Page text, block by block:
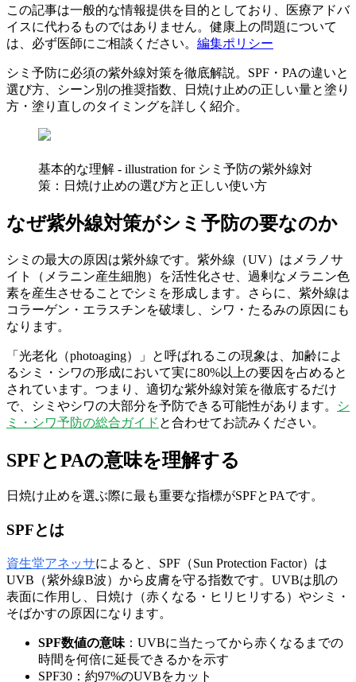
この記事は一般的な情報提供を目的としており、医療アドバ
イスに代わるものではありません。健康上の問題について
は、必ず医師にご相談ください。 編集ポリシー
シミ予防に必須の紫外線対策を徹底解説。SPF・PAの違いと
選び方、シーン別の推奨指数、日焼け止めの正しい量と塗り
方・塗り直しのタイミングを詳しく紹介。
基本的な理解 - illustration for シミ予防の紫外線対
策：日焼け止めの選び方と正しい使い方
なぜ紫外線対策がシミ予防の要なのか
シミの最大の原因は紫外線です。紫外線（UV）はメラノサ
イト（メラニン産生細胞）を活性化させ、過剰なメラニン色
素を産生させることでシミを形成します。さらに、紫外線は
コラーゲン・エラスチンを破壊し、シワ・たるみの原因にも
なります。
「光老化（photoaging）」と呼ばれるこの現象は、加齢によ
るシミ・シワの形成において実に80%以上の要因を占めると
されています。つまり、適切な紫外線対策を徹底するだけ
で、シミやシワの大部分を予防できる可能性があります。
シ
ミ・シワ予防の総合ガイド と合わせてお読みください。
SPFとPAの意味を理解する
日焼け止めを選ぶ際に最も重要な指標がSPFとPAです。
SPFとは
資生堂アネッサによると、SPF（Sun Protection Factor）は
UVB（紫外線B波）から皮膚を守る指数です。UVBは肌の
表面に作用し、日焼け（赤くなる・ヒリヒリする）やシミ・
そばかすの原因になります。
SPF数値の意味 ：UVBに当たってから赤くなるまでの
時間を何倍に延長できるかを示す
SPF30：約97%のUVBをカット